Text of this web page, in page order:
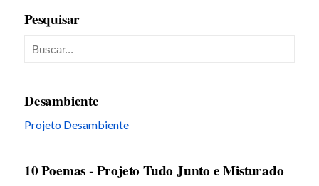
Pesquisar
Desambiente
Projeto Desambiente
10 Poemas - Projeto Tudo Junto e Misturado